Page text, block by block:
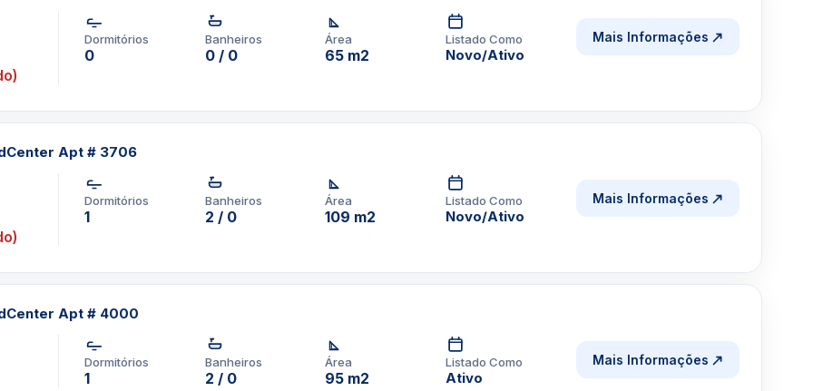
contrato de no
em Downtown
, Se você
aqu
Dormitórios
0
Banheiros
0 / 0
Área
65 m2
Listado Como
Novo/Ativo
Mais Informações
Apt # 3706
Dormitórios
1
Banheiros
2 / 0
Área
109 m2
Listado Como
Novo/Ativo
Mais Informações
Apt # 4000
Dormitórios
1
Banheiros
2 / 0
Área
95 m2
Listado Como
Ativo
Mais Informações